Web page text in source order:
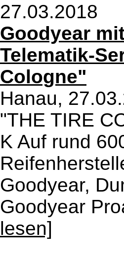
27.03.2018
Goodyear
Telematik-
Cologne"
Hanau,
"THE TIRE
K Auf rund
Goodyear,
Goodyear
lesen]